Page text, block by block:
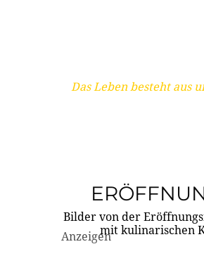
Das Leben besteht aus
Bilder von der
mit kulinarischen
Anzeigen